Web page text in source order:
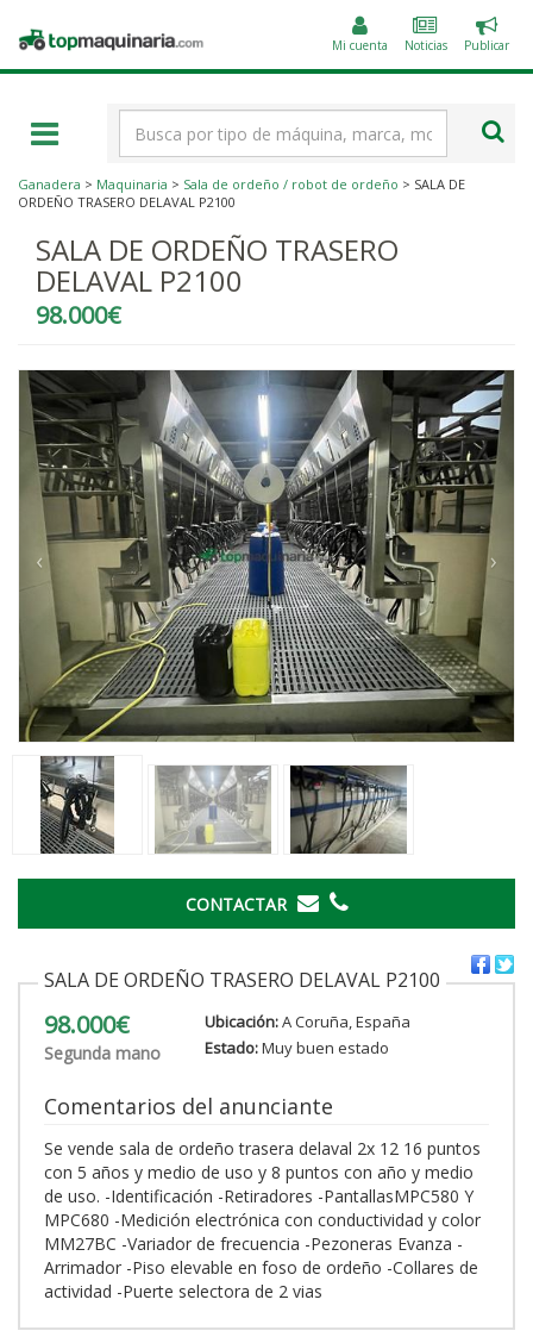
Topmaquinaria.com Mi cuenta Noticias
un
Publicar
Ganadera > Maquinaria > Sala de ordeño / robot de ordeño > SALA DE
ORDEÑO TRASERO DELAVAL P2100
SALA DE ORDEÑO TRASERO
DELAVAL P2100
98.000€
‹ ›
CONTACTAR
SALA DE ORDEÑO TRASERO DELAVAL P2100
98.000€
Segunda mano
Ubicación:A Coruña, España
Estado:Muy buen estado
Comentarios del anunciante
Se vende sala de ordeño trasera delaval 2x 12 16 puntos
con 5 años y medio de uso y 8 puntos con año y medio
de uso. -Identificación -Retiradores -PantallasMPC580 Y
MPC680 -Medición electrónica con conductividad y color
MM27BC -Variador de frecuencia -Pezoneras Evanza -
Arrimador -Piso elevable en foso de ordeño -Collares de
actividad -Puerte selectora de 2 vias